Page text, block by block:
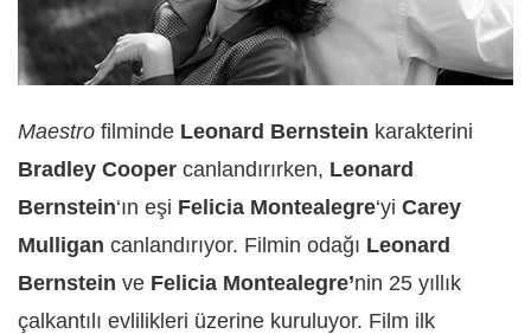
Maestro filminde Leonard Bernstein karakterini
Bradley Cooper canlandırırken, Leonard
Bernstein‘ın eşi Felicia Montealegre‘yi Carey
Mulligan canlandırıyor. Filmin odağı Leonard
Bernstein ve Felicia Montealegre’nin 25 yıllık
çalkantılı evlilikleri üzerine kuruluyor. Film ilk